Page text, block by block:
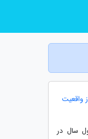
واقعیت
سال در